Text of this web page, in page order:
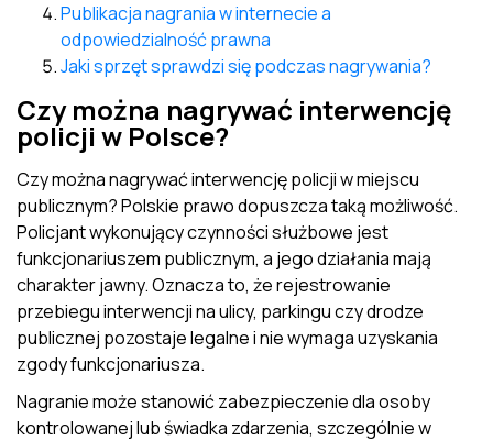
Publikacja nagrania w internecie a
odpowiedzialność prawna
Jaki sprzęt sprawdzi się podczas nagrywania?
Czy można nagrywać interwencję
policji w Polsce?
Czy można nagrywać interwencję policji w miejscu
publicznym? Polskie prawo dopuszcza taką możliwość.
Policjant wykonujący czynności służbowe jest
funkcjonariuszem publicznym, a jego działania mają
charakter jawny. Oznacza to, że rejestrowanie
przebiegu interwencji na ulicy, parkingu czy drodze
publicznej pozostaje legalne i nie wymaga uzyskania
zgody funkcjonariusza.
Nagranie może stanowić zabezpieczenie dla osoby
kontrolowanej lub świadka zdarzenia, szczególnie w